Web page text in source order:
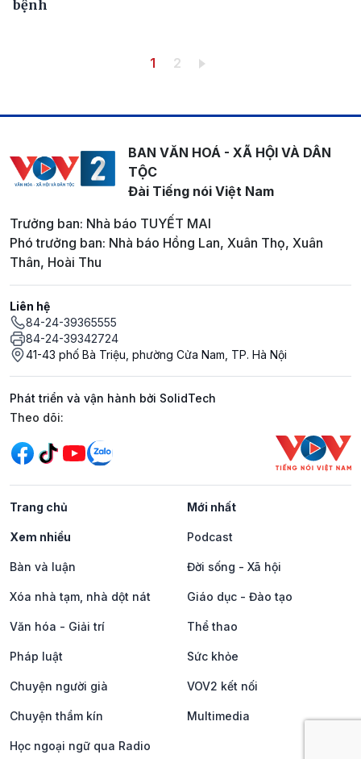
bệnh
Trang hiện thời
1 Trang
2
BAN VĂN HOÁ - XÃ HỘI VÀ DÂN
TỘC
Đài Tiếng nói Việt Nam
Trưởng ban: Nhà báo TUYẾT MAI
Phó trưởng ban: Nhà báo Hồng Lan, Xuân Thọ, Xuân
Thân, Hoài Thu
Liên hệ
84-24-39365555
84-24-39342724
41-43 phố Bà Triệu, phường Cửa Nam, TP. Hà Nội
Phát triển và vận hành bởi SolidTech
Mạng xã hội
Theo dõi:
Trang chủ Mới nhất
Xem nhiều Podcast
Bàn và luận Đời sống - Xã hội
Xóa nhà tạm, nhà dột nát Giáo dục - Đào tạo
Văn hóa - Giải trí Thể thao
Pháp luật Sức khỏe
Chuyện người già VOV2 kết nối
Chuyện thầm kín Multimedia
Học ngoại ngữ qua Radio